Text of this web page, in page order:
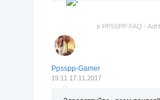
в PPSSPP FAQ -
Ppsspp-Gamer
19:11 17.11.2017